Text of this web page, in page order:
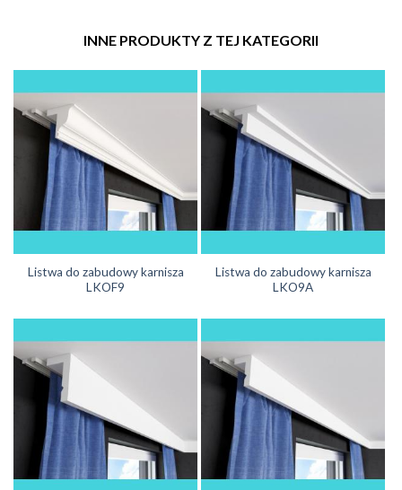
INNE PRODUKTY Z TEJ KATEGORII
Listwa do zabudowy karnisza
LKOF9
Listwa do zabudowy karnisza
LKO9A